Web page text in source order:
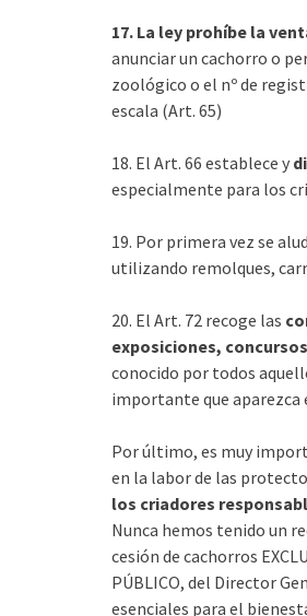
17. La ley prohíbe la
anunciar un cachorro o
zoológico o el nº de
escala (Art. 65)
18. El Art. 66 establece y
especialmente para los
19. Por primera vez se
utilizando remolques,
20. El Art. 72 recoge las
exposiciones,
conocido por todos
importante que aparezca
Por último, es muy
en la labor de las
los criadores
Nunca hemos tenido un
cesión de cachorros
PÚBLICO, del Director
esenciales para el